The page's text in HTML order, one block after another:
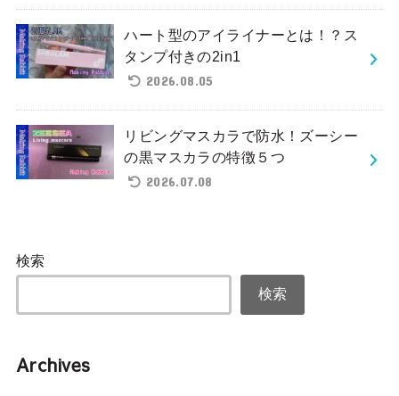
ハート型のアイライナーとは！？ス
タンプ付きの2in1
2026.08.05
リビングマスカラで防水！ズーシー
の黒マスカラの特徴５つ
2026.07.08
検索
検索
Archives